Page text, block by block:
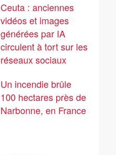
Ceuta : anciennes
vidéos et images
générées par IA
circulent à tort sur les
réseaux sociaux
Un incendie brûle
100 hectares près de
Narbonne, en France